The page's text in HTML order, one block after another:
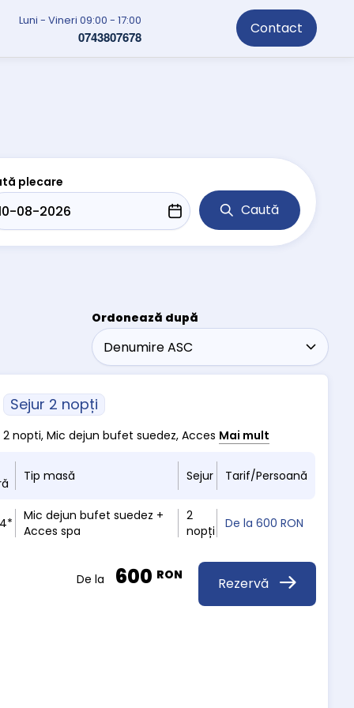
Luni - Vineri 09:00 - 17:00
0743807678 Contact
plecare
Caută
Ordonează după
Sejur 2 nopți
nopti, Mic dejun bufet suedez, Acces Mai mult
Tip masă Sejur Tarif/Persoană
Mic dejun bufet suedez +
Acces spa
2
nopți
De la600 RON
Rezervă
De la 600 RON